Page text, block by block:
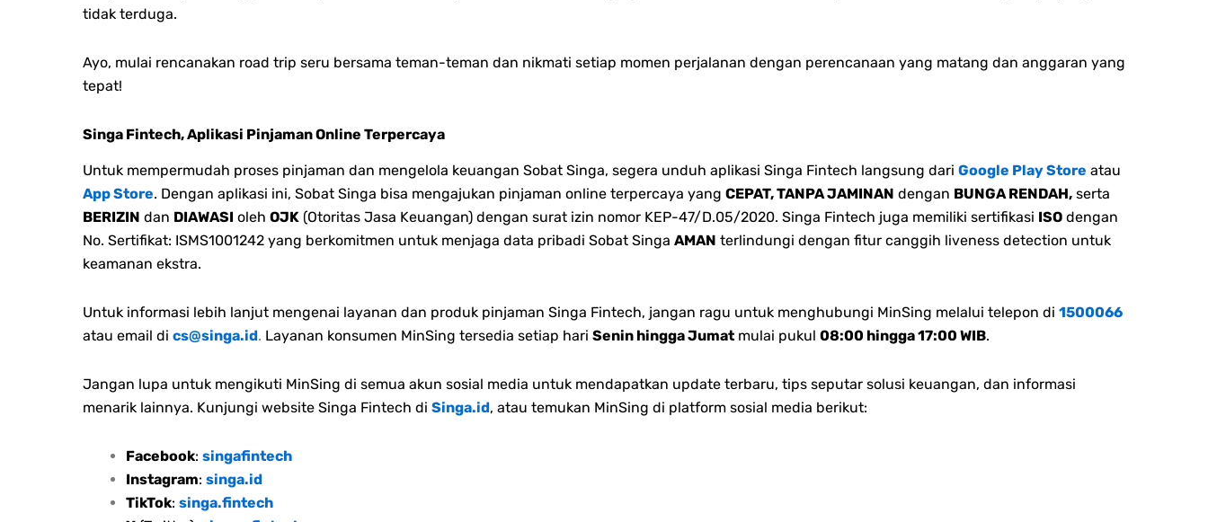
tidak terduga.
Ayo, mulai rencanakan road trip seru bersama teman-teman dan nikmati setiap momen perjalanan dengan perencanaan yang matang dan anggaran yang
tepat!
Singa Fintech, Aplikasi Pinjaman Online Terpercaya
Untuk mempermudah proses pinjaman dan mengelola keuangan Sobat Singa, segera unduh aplikasi Singa Fintech langsung dari Google Play Store atau
App Store. Dengan aplikasi ini, Sobat Singa bisa mengajukan pinjaman online terpercaya yang CEPAT, TANPA JAMINAN dengan BUNGA RENDAH, serta
BERIZIN dan DIAWASI oleh OJK (Otoritas Jasa Keuangan) dengan surat izin nomor KEP-47/D.05/2020. Singa Fintech juga memiliki sertifikasi ISO dengan
No. Sertifikat: ISMS1001242 yang berkomitmen untuk menjaga data pribadi Sobat Singa AMAN terlindungi dengan fitur canggih liveness detection untuk
keamanan ekstra.
Untuk informasi lebih lanjut mengenai layanan dan produk pinjaman Singa Fintech, jangan ragu untuk menghubungi MinSing melalui telepon di 1500066
atau email di cs@singa.id. Layanan konsumen MinSing tersedia setiap hari Senin hingga Jumat mulai pukul 08:00 hingga 17:00 WIB.
Jangan lupa untuk mengikuti MinSing di semua akun sosial media untuk mendapatkan update terbaru, tips seputar solusi keuangan, dan informasi
menarik lainnya. Kunjungi website Singa Fintech di Singa.id, atau temukan MinSing di platform sosial media berikut:
Facebook: singafintech
Instagram: singa.id
TikTok: singa.fintech